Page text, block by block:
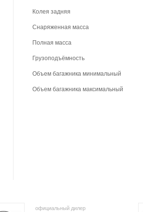
Колея задняя
Снаряженная масса
Полная масса
Грузоподъёмность
Объем багажника минимальный
Объем багажника максимальный
официальный дилер